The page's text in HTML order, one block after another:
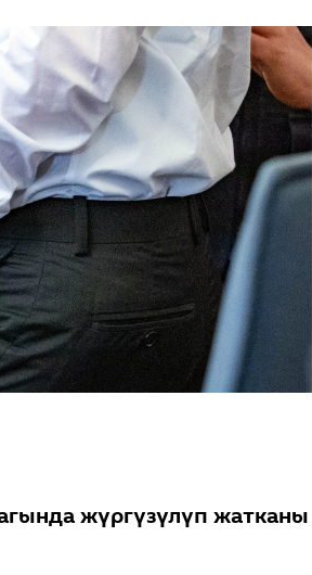
жүргүзүлүп жатканы